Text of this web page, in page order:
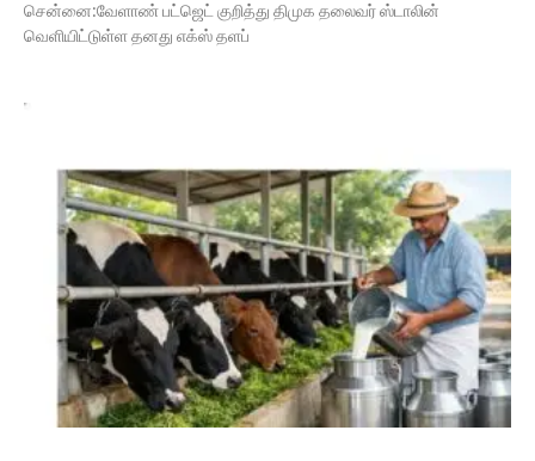
சென்னை:வேளாண் பட்ஜெட் குறித்து திமுக தலைவர் ஸ்டாலின்
வெளியிட்டுள்ள தனது எக்ஸ் தளப்